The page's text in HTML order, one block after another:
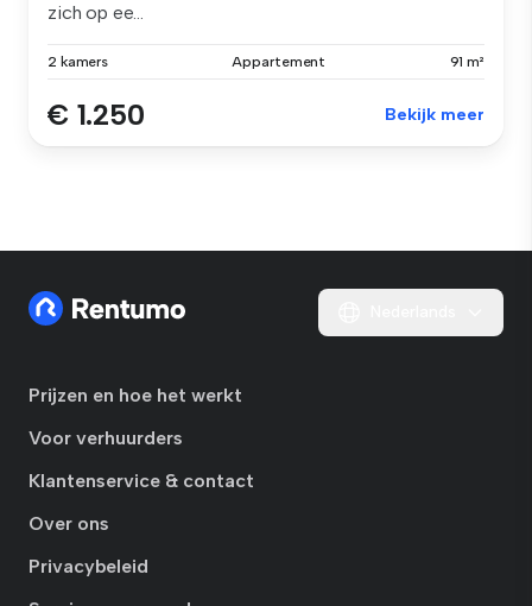
zich op ee...
2 kamers Appartement 91 m²
€ 1.250 Bekijk meer
Prijzen en hoe het werkt
Voor verhuurders
Klantenservice & contact
Over ons
Privacybeleid